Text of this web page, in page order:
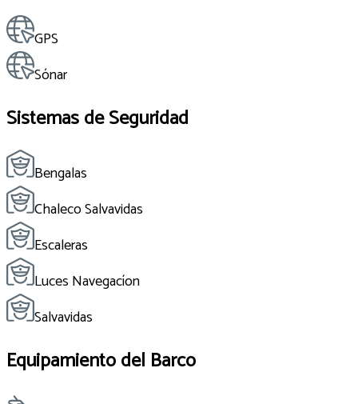
GPS
Sónar
Sistemas de Seguridad
Bengalas
Chaleco Salvavidas
Escaleras
Luces Navegacíon
Salvavidas
Equipamiento del Barco